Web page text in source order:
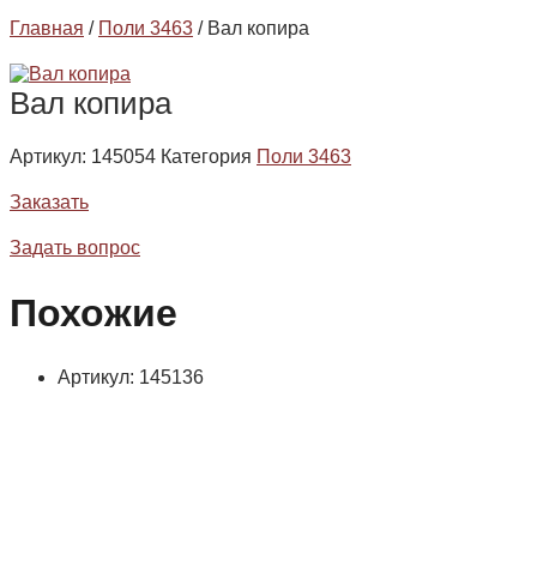
Главная / Поли 3463 / Вал копира
Вал копира
Артикул: 145054 Категория Поли 3463
Заказать
Задать вопрос
Похожие
Артикул: 145136